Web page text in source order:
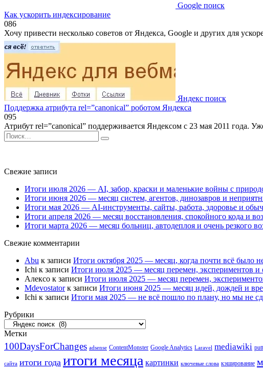
Google поиск
Как ускорить индексирование
086
Хочу привести несколько советов от Яндекса, Google и других для
Яндекс поиск
Поддержка атрибута rel=”canonical” роботом Яндекса
095
Атрибут rel=”canonical” поддерживается Яндексом с 23 мая 2011 года.
Search
for:
Свежие записи
Итоги июля 2026 — AI, забор, краски и маленькие войны с
Итоги июня 2026 — месяц систем, агентов, динозавров и
Итоги мая 2026 — AI-инструменты, сайты, работа, здоровье и
Итоги апреля 2026 — месяц восстановления, спокойного кода и
Итоги марта 2026 — месяц больниц, автодеплоя и очень резкого
Свежие комментарии
Abu к записи Итоги октября 2025 — месяц, когда почти всё было
Ichi к записи Итоги июля 2025 — месяц перемен, экспериментов и
Алексо к записи Итоги июля 2025 — месяц перемен,
Mdevostatorк записи Итоги июня 2025 — месяц идей, дождей и
Ichi к записи Итоги мая 2025 — не всё пошло по плану, но мы не
Рубрики
Рубрики
Метки
100DaysForChanges adsense ContentMonster Google Analytics Laravel mediawiki
сайта итоги года итоги месяца картинки ключевые слова кэширование